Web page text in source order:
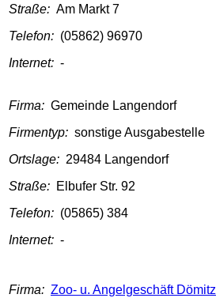
Straße: Am Markt 7
Telefon: (05862) 96970
Internet: -
Firma: Gemeinde Langendorf
Firmentyp: sonstige Ausgabestelle
Ortslage: 29484 Langendorf
Straße: Elbufer Str. 92
Telefon: (05865) 384
Internet: -
Firma: Zoo- u. Angelgeschäft Dömitz